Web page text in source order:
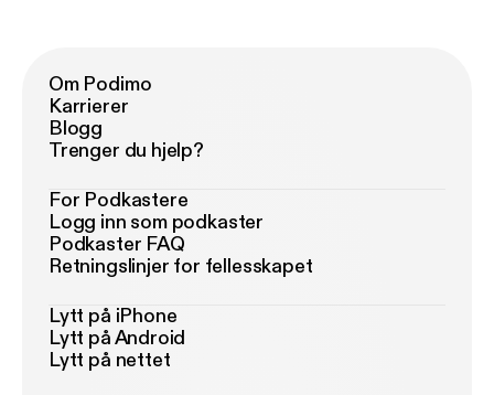
Om Podimo
Karrierer
Blogg
Trenger du hjelp?
For Podkastere
Logg inn som podkaster
Podkaster FAQ
Retningslinjer for fellesskapet
Lytt på iPhone
Lytt på Android
Lytt på nettet